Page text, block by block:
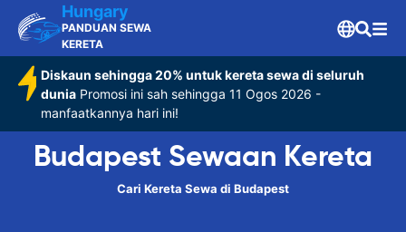
Hungary
PANDUAN SEWA
KERETA
Diskaun sehingga 20% untuk kereta sewa di seluruh
dunia Promosi ini sah sehingga 11 Ogos 2026 -
manfaatkannya hari ini!
Budapest Sewaan Kereta
Cari Kereta Sewa di Budapest